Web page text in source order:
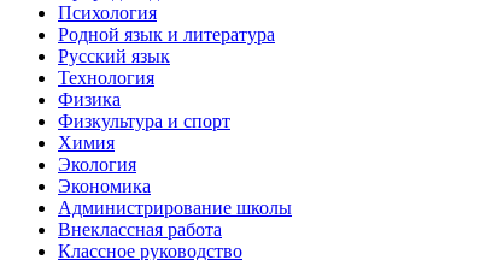
Психология
Родной язык и литература
Русский язык
Технология
Физика
Физкультура и спорт
Химия
Экология
Экономика
Администрирование школы
Внеклассная работа
Классное руководство